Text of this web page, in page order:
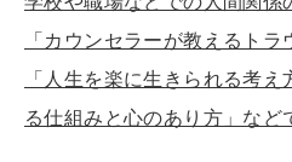
「カウンセラーが教えるトラ
「人生を楽に生きられる考
る仕組みと心のあり方」など